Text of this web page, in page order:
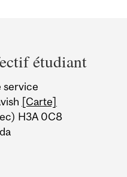
étudiant
service
[Carte]
H3A 0C8